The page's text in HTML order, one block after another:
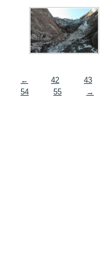
← 42 43
54
55 →